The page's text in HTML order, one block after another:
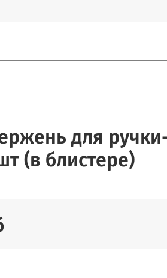
для ручки-
(в блистере)